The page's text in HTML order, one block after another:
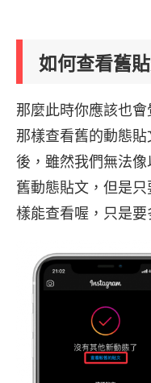
如何查看舊
那麼此時你應該也
那樣查看舊的動態
後，雖然我們無法像
舊動態貼文，但是只
樣能查看喔，只是要